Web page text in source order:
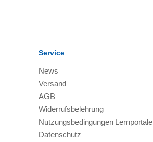
Service
News
Versand
AGB
Widerrufsbelehrung
Nutzungsbedingungen Lernportale
Datenschutz